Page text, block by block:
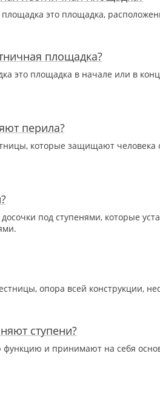
это площадка,
площадка?
это площадка в начале или в
перила?
которые защищают
под ступенями, которые
опора всей конструкции,
ступени?
и принимают на себя